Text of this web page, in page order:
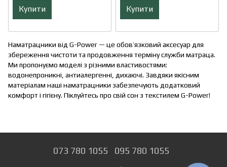
по периметру
Купити Купити
Наматрацники від G-Power — це обов’язковий аксесуар для
збереження чистоти та продовження терміну служби матраца.
Ми пропонуємо моделі з різними властивостями:
водонепроникні, антиалергенні, дихаючі. Завдяки якісним
матеріалам наші наматрацники забезпечують додатковий
комфорт і гігієну. Піклуйтесь про свій сон з текстилем G-Power!
073 780 1055 095 780 1055